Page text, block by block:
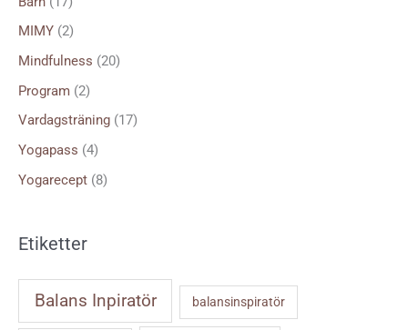
MIMY (2)
Mindfulness (20)
Program (2)
Vardagsträning (17)
Yogapass (4)
Yogarecept (8)
Etiketter
Balans Inpiratör balansinspiratör